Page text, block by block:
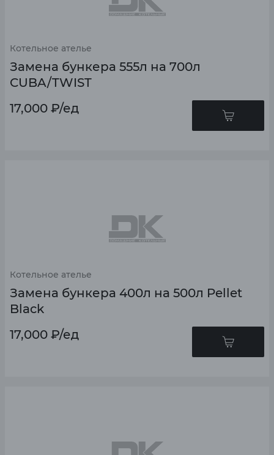
Котельное ателье
Замена бункера 555л на 700л
CUBA/TWIST
17,000 ₽/ед
Котельное ателье
Замена бункера 400л на 500л Pellet
Black
17,000 ₽/ед